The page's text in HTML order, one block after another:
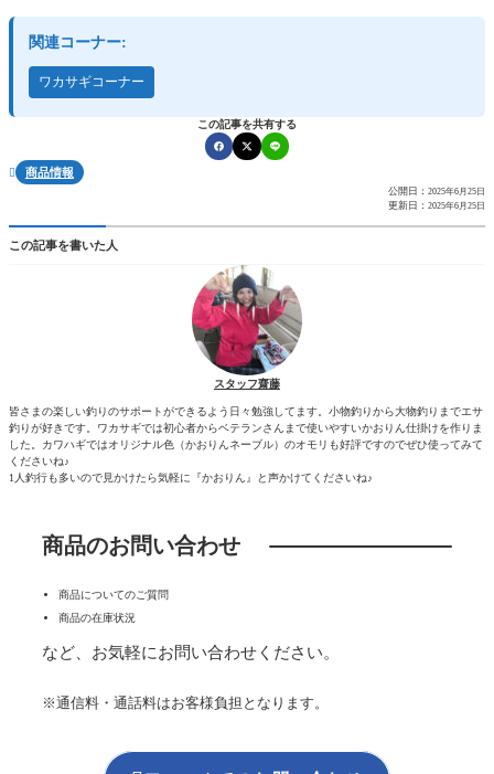
関連コーナー:
ワカサギコーナー
この記事を共有する
 商品情報
公開日： 2025年6月25日
更新日： 2025年6月25日
この記事を書いた人
スタッフ齋藤
皆さまの楽しい釣りのサポートができるよう日々勉強してます。小物釣りから大物釣りまでエサ
釣りが好きです。ワカサギでは初心者からベテランさんまで使いやすいかおりん仕掛けを作りま
した。カワハギではオリジナル色（かおりんネーブル）のオモリも好評ですのでぜひ使ってみて
くださいね♪
1人釣行も多いので見かけたら気軽に『かおりん』と声かけてくださいね♪
商品のお問い合わせ
商品についてのご質問
商品の在庫状況
など、お気軽にお問い合わせください。
※通信料・通話料はお客様負担となります。